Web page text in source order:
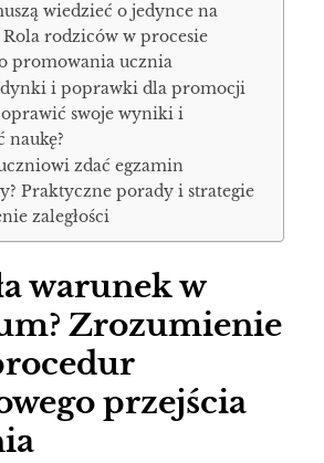
wiedzieć o jedynce na
Rola rodziców w procesie
promowania ucznia
i poprawki dla promocji
swoje wyniki i
naukę?
zdać egzamin
Praktyczne porady i strategie
zaległości
warunek w
Zrozumienie
przejścia